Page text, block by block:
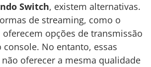
Switch, existem alternativas.
de streaming, como o
opções de transmissão
No entanto, essas
oferecer a mesma qualidade